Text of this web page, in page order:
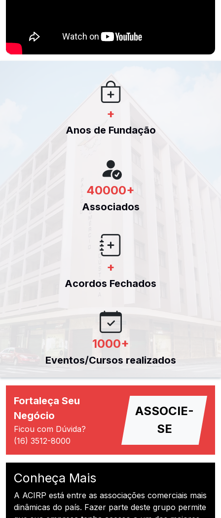
+
Anos de Fundação
40000+
Associados
+
Acordos Fechados
1000+
Eventos/Cursos realizados
Fortaleça Seu
Negócio
Ficou com Dúvida?
(16) 3512-8000
ASSOCIE-
SE
Conheça Mais
A ACIRP está entre as associações comerciais mais
dinâmicas do país. Fazer parte deste grupo permite